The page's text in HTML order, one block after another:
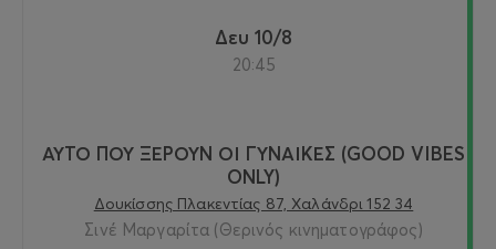
Δευ 10/8
20:45
ΑΥΤΟ ΠΟΥ ΞΕΡΟΥΝ ΟΙ ΓΥΝΑΙΚΕΣ (GOOD VIBES
ONLY)
Δουκίσσης Πλακεντίας 87, Χαλάνδρι 152 34
Σινέ Μαργαρίτα (Θερινός κινηματογράφος)